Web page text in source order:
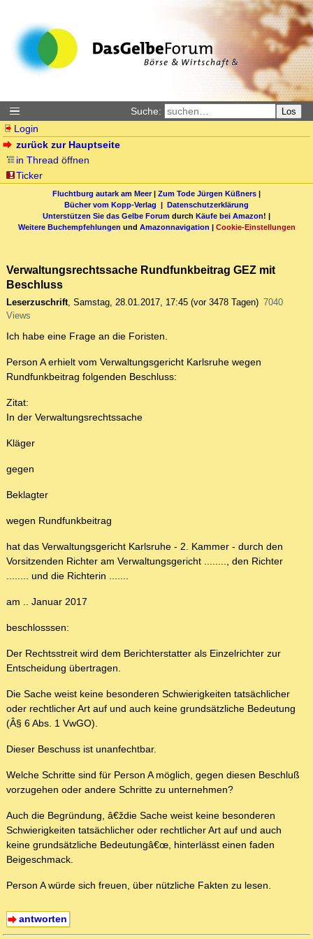
Suche: Los
Login
zurück zur Hauptseite
in Thread öffnen
Ticker
Fluchtburg autark am Meer| Zum Tode Jürgen Küßners |
Bücher vom Kopp-Verlag | Datenschutzerklärung
Unterstützen Sie das Gelbe Forum durch Käufe bei Amazon! |
Weitere Buchempfehlungen und Amazonnavigation | Cookie-Einstellungen
Verwaltungsrechtssache Rundfunkbeitrag GEZ mit
Beschluss
Leserzuschrift, Samstag, 28.01.2017, 17:45 (vor 3478 Tagen) 7040
Views
Ich habe eine Frage an die Foristen.
Person A erhielt vom Verwaltungsgericht Karlsruhe wegen
Rundfunkbeitrag folgenden Beschluss:
Zitat:
In der Verwaltungsrechtssache
Kläger
gegen
Beklagter
wegen Rundfunkbeitrag
hat das Verwaltungsgericht Karlsruhe - 2. Kammer - durch den
Vorsitzenden Richter am Verwaltungsgericht ........, den Richter
........ und die Richterin .......
am .. Januar 2017
beschlosssen:
Der Rechtsstreit wird dem Berichterstatter als Einzelrichter zur
Entscheidung übertragen.
Die Sache weist keine besonderen Schwierigkeiten tatsächlicher
oder rechtlicher Art auf und auch keine grundsätzliche Bedeutung
(Â§ 6 Abs. 1 VwGO).
Dieser Beschuss ist unanfechtbar.
Welche Schritte sind für Person A möglich, gegen diesen Beschluß
vorzugehen oder andere Schritte zu unternehmen?
Auch die Begründung, â€ždie Sache weist keine besonderen
Schwierigkeiten tatsächlicher oder rechtlicher Art auf und auch
keine grundsätzliche Bedeutungâ€œ, hinterlässt einen faden
Beigeschmack.
Person A würde sich freuen, über nützliche Fakten zu lesen.
antworten